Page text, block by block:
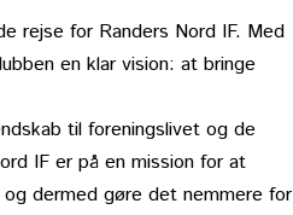
rejse for Randers Nord IF. Med
en klar vision: at bringe
til foreningslivet og de
IF er på en mission for at
dermed gøre det nemmere for